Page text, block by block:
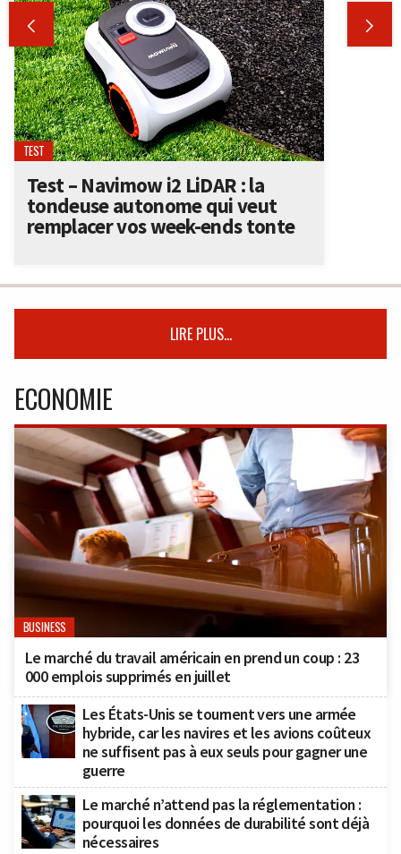
 
TEST
Test – Navimow i2 LiDAR : la
tondeuse autonome qui veut
remplacer vos week-ends tonte
LIRE PLUS...
ECONOMIE
BUSINESS
Le marché du travail américain en prend un coup : 23
000 emplois supprimés en juillet
Les États-Unis se tournent vers une armée
hybride, car les navires et les avions coûteux
ne suffisent pas à eux seuls pour gagner une
guerre
Le marché n’attend pas la réglementation :
pourquoi les données de durabilité sont déjà
nécessaires